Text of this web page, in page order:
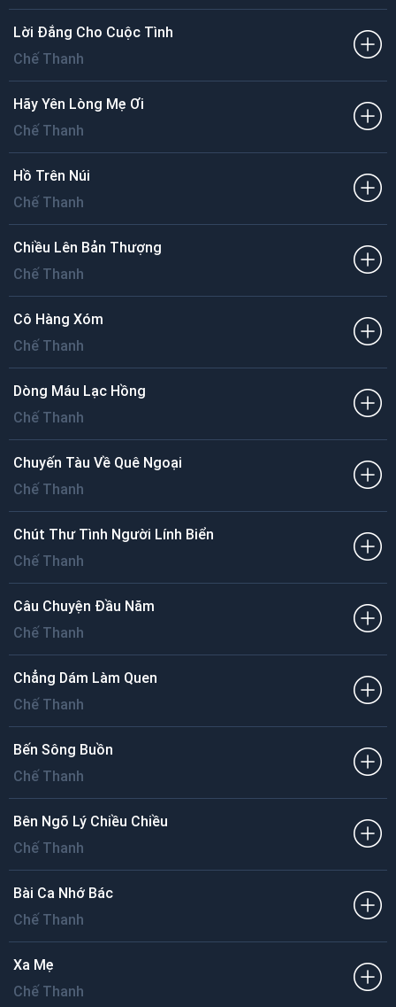
Lời Đắng Cho Cuộc Tình
Chế Thanh
Hãy Yên Lòng Mẹ Ơi
Chế Thanh
Hồ Trên Núi
Chế Thanh
Chiều Lên Bản Thượng
Chế Thanh
Cô Hàng Xóm
Chế Thanh
Dòng Máu Lạc Hồng
Chế Thanh
Chuyến Tàu Về Quê Ngoại
Chế Thanh
Chút Thư Tình Người Lính Biển
Chế Thanh
Câu Chuyện Đầu Năm
Chế Thanh
Chẳng Dám Làm Quen
Chế Thanh
Bến Sông Buồn
Chế Thanh
Bên Ngõ Lý Chiều Chiều
Chế Thanh
Bài Ca Nhớ Bác
Chế Thanh
Xa Mẹ
Chế Thanh